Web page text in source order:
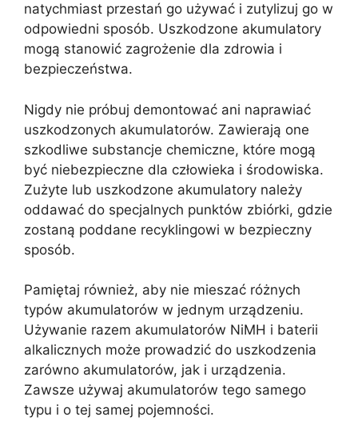
natychmiast przestań go używać i zutylizuj go w
odpowiedni sposób. Uszkodzone akumulatory
mogą stanowić zagrożenie dla zdrowia i
bezpieczeństwa.
Nigdy nie próbuj demontować ani naprawiać
uszkodzonych akumulatorów. Zawierają one
szkodliwe substancje chemiczne, które mogą
być niebezpieczne dla człowieka i środowiska.
Zużyte lub uszkodzone akumulatory należy
oddawać do specjalnych punktów zbiórki, gdzie
zostaną poddane recyklingowi w bezpieczny
sposób.
Pamiętaj również, aby nie mieszać różnych
typów akumulatorów w jednym urządzeniu.
Używanie razem akumulatorów NiMH i baterii
alkalicznych może prowadzić do uszkodzenia
zarówno akumulatorów, jak i urządzenia.
Zawsze używaj akumulatorów tego samego
typu i o tej samej pojemności.